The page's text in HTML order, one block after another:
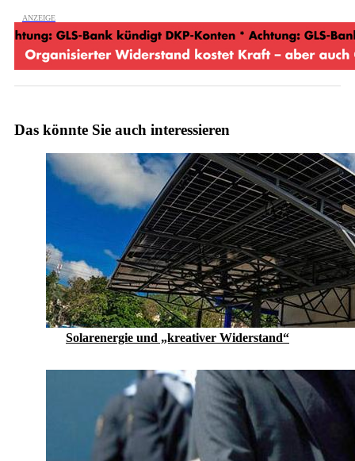
Das könnte Sie auch interessieren
Solarenergie und „kreativer Widerstand“